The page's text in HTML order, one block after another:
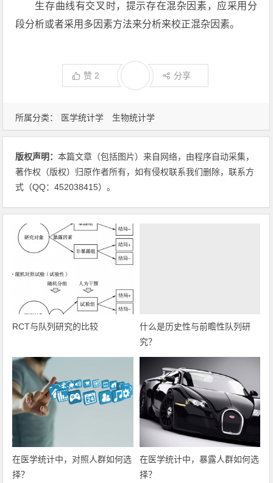
生存曲线有交叉时，提示存在混杂因素，应采用分
段分析或者采用多因素方法来分析来校正混杂因素。
赞 2 分享
所属分类： 医学统计学 生物统计学
版权声明：本篇文章（包括图片）来自网络，由程序自动采集，
著作权（版权）归原作者所有，如有侵权联系我们删除，联系方
式（QQ：452038415）。
RCT与队列研究的比较
什么是历史性与前瞻性队列研
究？
在医学统计中，对照人群如何选
择？
在医学统计中，暴露人群如何选
择？